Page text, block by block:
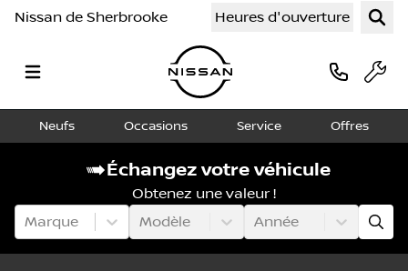
Nissan de Sherbrooke Heures d'ouverture
Neufs Occasions Service Offres
Échangez votre véhicule
Obtenez une valeur !
Marque
Modèle Année